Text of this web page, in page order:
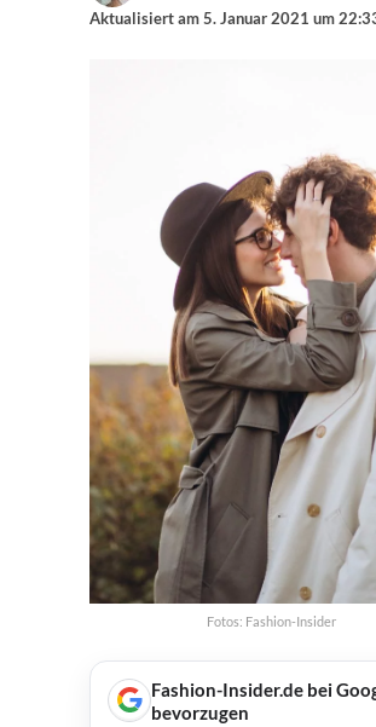
Aktualisiert am5. Januar 2021 um
Fotos: Fashion-Insider
Fashion-Insider.de bei
bevorzugen